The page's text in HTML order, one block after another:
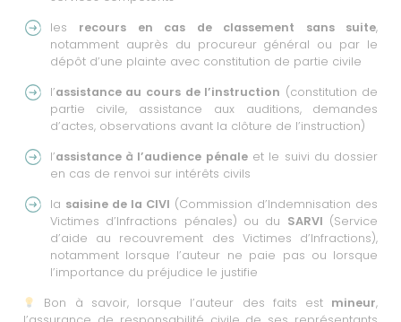
les recours en cas de classement sans suite,
notamment auprès du procureur général ou par le
dépôt d’une plainte avec constitution de partie civile
l’assistance au cours de l’instruction (constitution de
partie civile, assistance aux auditions, demandes
d’actes, observations avant la clôture de l’instruction)
l’assistance à l’audience pénaleet le suivi du dossier
en cas de renvoi sur intérêts civils
la saisine de la CIVI (Commission d’Indemnisation des
Victimes d’Infractions pénales) ou du SARVI (Service
d’aide au recouvrement des Victimes d’Infractions),
notamment lorsque l’auteur ne paie pas ou lorsque
l’importance du préjudice le justifie
Bon à savoir, lorsque l’auteur des faits est mineur,